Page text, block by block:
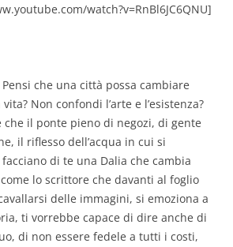
watch?v=RnBl6JC6QNU]
che una città possa cambiare
Non confondi l’arte e l’esistenza?
che il ponte pieno di negozi, di gente
il riflesso dell’acqua in cui si
di te una Dalia che cambia
lo scrittore che davanti al foglio
delle immagini, si emoziona a
ti vorrebbe capace di dire anche di
di non essere fedele a tutti i costi,